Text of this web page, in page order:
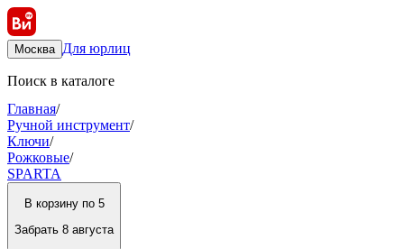
Москва Для юрлиц
Поиск в каталоге
Главная/
Ручной инструмент/
Ключи/
Рожковые/
SPARTA
В корзину по 5
Забрать 8 августа